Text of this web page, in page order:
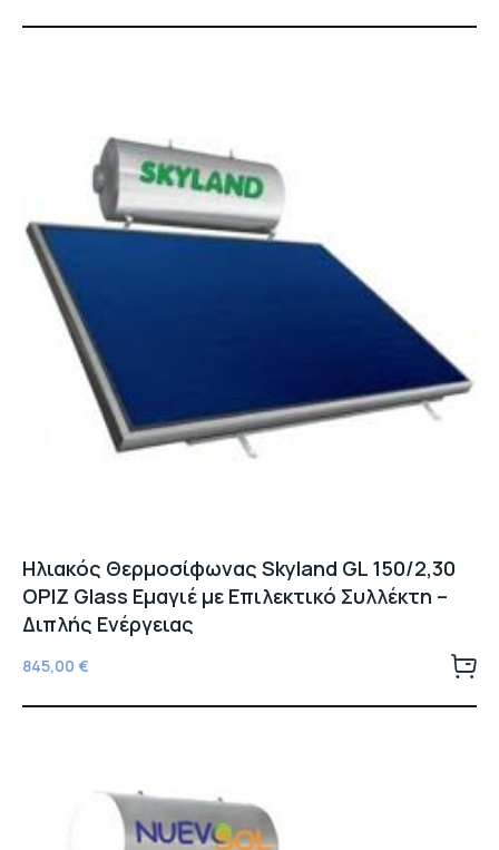
Ηλιακός Θερμοσίφωνας Skyland GL 150/2,30
ΟΡΙΖ Glass Εμαγιέ με Επιλεκτικό Συλλέκτη –
Διπλής Ενέργειας
845,00 €